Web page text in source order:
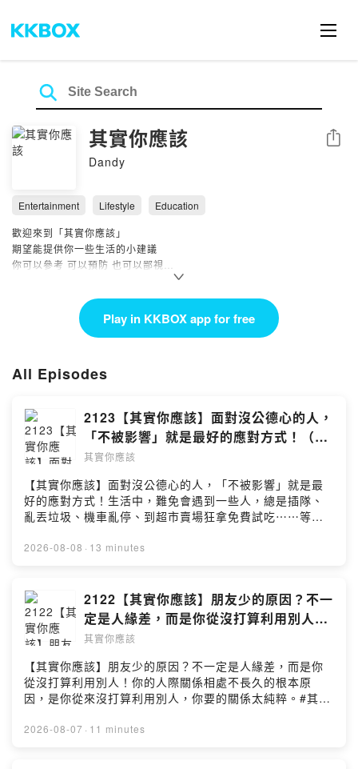
其實你應該
Dandy
Share
Entertainment Lifestyle
Education
歡迎來到「其實你應該」
期望能提供你一些生活的小建議
你可以參考 可以預防 也可以鄙視
希望你能從中獲得一些思考的新方向
Podcast 收聽平台：
https://linktr.ee/Ushould2020
Play in KKBOX app for free
All Episodes
2123【其實你應該】面對沒公德心的人，
「不被影響」就是最好的應對方式！（首
爾 Banksy Still Here 展）
其實你應該
【其實你應該】面對沒公德心的人，「不被影響」就是最
好的應對方式！生活中，難免會遇到一些人，總是插隊、
亂丟垃圾、機車亂停、到超市賣場狂拿免費試吃⋯⋯等沒
你去死、能佔便宜就絕對不放過。#其實你應該 #沒公德心
#Podcast #說話之道---Podcast 收聽平台：
https://linktr.ee/Ushould2020合作聯繫信箱：
Ushould2020@gmail.com
2026-08-08 · 13 minutes
2122【其實你應該】朋友少的原因？不一
定是人緣差，而是你從沒打算利用別人！
（一年最熱的時期「三伏天」）
其實你應該
【其實你應該】朋友少的原因？不一定是人緣差，而是你
從沒打算利用別人！你的人際關係相處不長久的根本原
因，是你從來沒打算利用別人，你要的關係太純粹。#其實
提升 #心靈雞湯 #朋友互動 #友誼 #友情 #沒想利用別人 #
2026-08-07 · 11 minutes